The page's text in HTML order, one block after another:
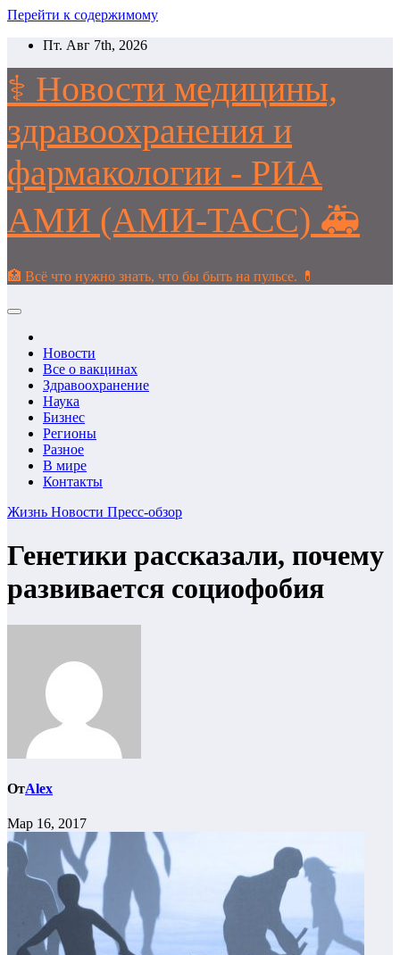
Перейти к содержимому
Пт. Авг 7th, 2026
⚕️ Новости медицины,
здравоохранения и
фармакологии - РИА
АМИ (АМИ-ТАСС) 🚑
🏥 Всё что нужно знать, что бы быть на пульсе. 💊
Новости
Все о вакцинах
Здравоохранение
Наука
Бизнес
Регионы
Разное
В мире
Контакты
Жизнь Новости Пресс-обзор
Генетики рассказали, почему
развивается социофобия
ОтAlex
Мар 16, 2017